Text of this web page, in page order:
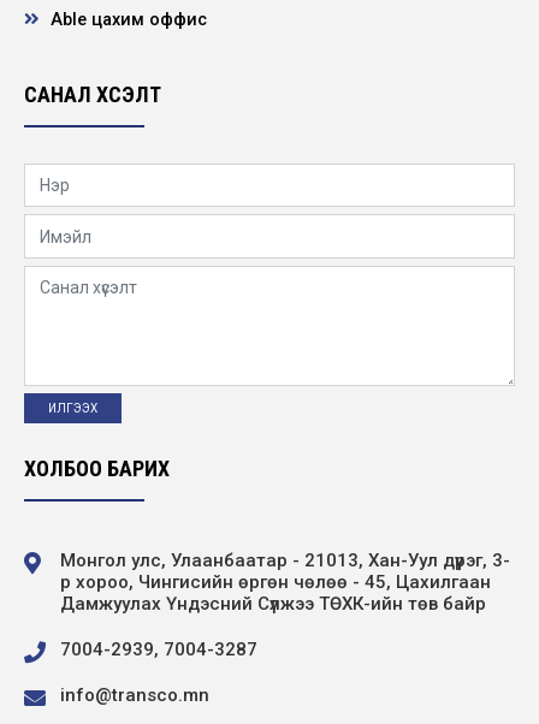
Нээлттэй ажлын байр -Төв удирдлага
2026-05-19
шилдгүүд...
Able цахим оффис
САНАЛ ХҮСЭЛТ
ХОЛБОО БАРИХ
Монгол улс, Улаанбаатар - 21013, Хан-Уул дүүрэг, 3-
р хороо, Чингисийн өргөн чөлөө - 45, Цахилгаан
Дамжуулах Үндэсний Сүлжээ ТӨХК-ийн төв байр
7004-2939, 7004-3287
info@transco.mn